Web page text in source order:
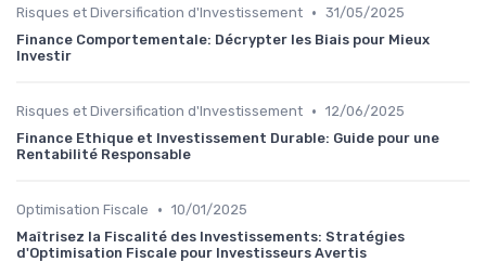
Risques et Diversification d'Investissement • 31/05/2025
Finance Comportementale: Décrypter les Biais pour Mieux
Investir
Risques et Diversification d'Investissement • 12/06/2025
Finance Ethique et Investissement Durable: Guide pour une
Rentabilité Responsable
Optimisation Fiscale • 10/01/2025
Maîtrisez la Fiscalité des Investissements: Stratégies
d'Optimisation Fiscale pour Investisseurs Avertis